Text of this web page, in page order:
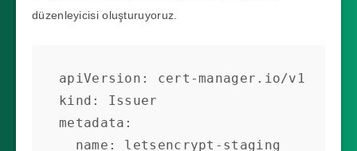
düzenleyicisi oluşturuyoruz.
apiVersion: cert-manager.io/v1
kind: Issuer
metadata: